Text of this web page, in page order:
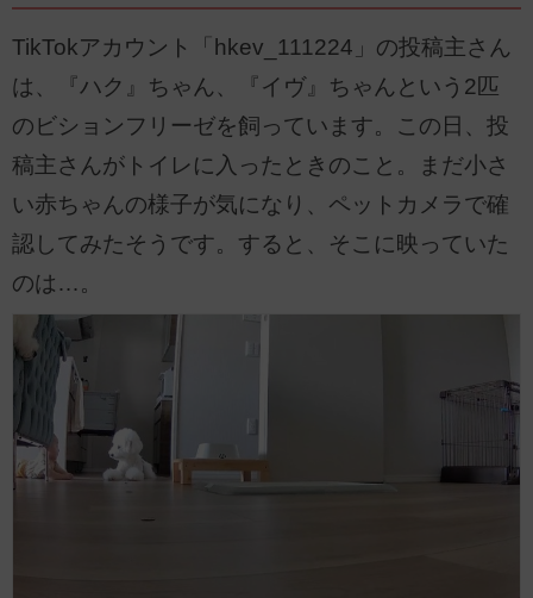
TikTokアカウント「hkev_111224」の投稿主さん
は、『ハク』ちゃん、『イヴ』ちゃんという2匹
のビションフリーゼを飼っています。この日、投
稿主さんがトイレに入ったときのこと。まだ小さ
い赤ちゃんの様子が気になり、ペットカメラで確
認してみたそうです。すると、そこに映っていた
のは…。